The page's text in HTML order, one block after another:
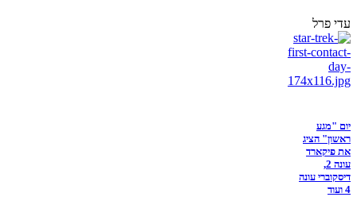
עדי פרל
יום "מגע
ראשון" הציג
את פיקארד
עונה 2,
דיסקוברי עונה
4 ועוד